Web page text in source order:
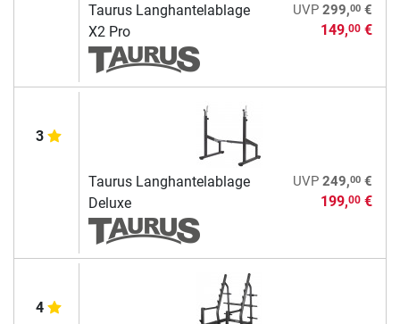
Taurus Langhantelablage
X2 Pro
UVP 299,00€
149,00€
3
Taurus Langhantelablage
Deluxe
UVP 249,00€
199,00€
4